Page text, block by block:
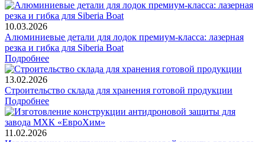
10.03.2026
Алюминиевые детали для лодок премиум-класса: лазерная
резка и гибка для Siberia Boat
Подробнее
13.02.2026
Строительство склада для хранения готовой продукции
Подробнее
11.02.2026